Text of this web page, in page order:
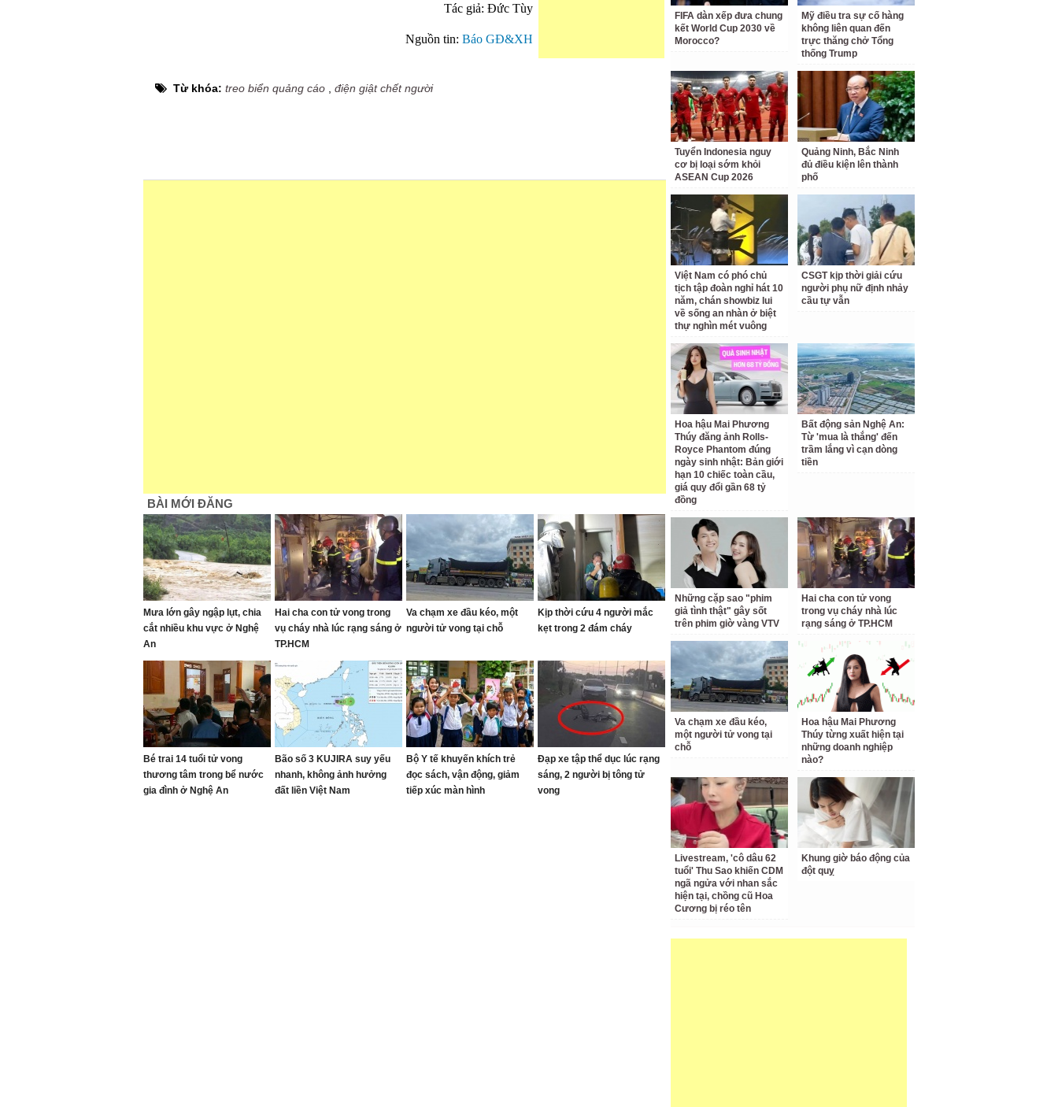
Tác giả: Đức Tùy
Nguồn tin: Báo GĐ&XH
Từ khóa: treo biển quảng cáo điện giật chết người
BÀI MỚI ĐĂNG
Mưa lớn gây ngập lụt, chia
cắt nhiều khu vực ở Nghệ
An
Hai cha con tử vong trong
vụ cháy nhà lúc rạng sáng ở
TP.HCM
Va chạm xe đầu kéo, một
người tử vong tại chỗ
Kịp thời cứu 4 người mắc
kẹt trong 2 đám cháy
Bé trai 14 tuổi tử vong
thương tâm trong bể nước
gia đình ở Nghệ An
Bão số 3 KUJIRA suy yếu
nhanh, không ảnh hưởng
đất liền Việt Nam
Bộ Y tế khuyến khích trẻ
đọc sách, vận động, giảm
tiếp xúc màn hình
Đạp xe tập thể dục lúc rạng
sáng, 2 người bị tông tử
vong
FIFA dàn xếp đưa chung
kết World Cup 2030 về
Morocco?
Mỹ điều tra sự cố hàng
không liên quan đến
trực thăng chở Tổng
thống Trump
Tuyển Indonesia nguy
cơ bị loại sớm khỏi
ASEAN Cup 2026
Quảng Ninh, Bắc Ninh
đủ điều kiện lên thành
phố
Việt Nam có phó chủ
tịch tập đoàn nghỉ hát 10
năm, chán showbiz lui
về sống an nhàn ở biệt
thự nghìn mét vuông
CSGT kịp thời giải cứu
người phụ nữ định nhảy
cầu tự vẫn
Hoa hậu Mai Phương
Thúy đăng ảnh Rolls-
Royce Phantom đúng
ngày sinh nhật: Bản giới
hạn 10 chiếc toàn cầu,
giá quy đổi gần 68 tỷ
đồng
Bất động sản Nghệ An:
Từ 'mua là thắng' đến
trầm lắng vì cạn dòng
tiền
Những cặp sao "phim
giả tình thật" gây sốt
trên phim giờ vàng VTV
Hai cha con tử vong
trong vụ cháy nhà lúc
rạng sáng ở TP.HCM
Va chạm xe đầu kéo,
một người tử vong tại
chỗ
Hoa hậu Mai Phương
Thúy từng xuất hiện tại
những doanh nghiệp
nào?
Livestream, 'cô dâu 62
tuổi' Thu Sao khiến CDM
ngã ngửa với nhan sắc
hiện tại, chồng cũ Hoa
Cương bị réo tên
Khung giờ báo động của
đột quỵ